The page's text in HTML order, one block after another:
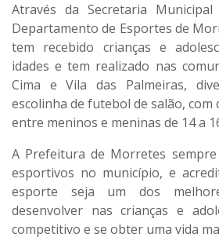
Através da Secretaria
Departamento de Esportes de
tem recebido crianças e
idades e tem realizado nas
Cima e Vila das Palmeiras,
escolinha de futebol de salão, com
entre meninos e meninas de 14 a
A Prefeitura de Morretes
esportivos no município, e
esporte seja um dos
desenvolver nas crianças e
competitivo e se obter uma vida